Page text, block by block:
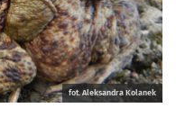
fot. Aleksandra Kolanek